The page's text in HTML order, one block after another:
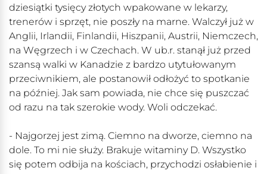
dziesiątki tysięcy złotych wpakowane w lekarzy,
trenerów i sprzęt, nie poszły na marne. Walczył już w
Anglii, Irlandii, Finlandii, Hiszpanii, Austrii, Niemczech,
na Węgrzech i w Czechach. W ub.r. stanął już przed
szansą walki w Kanadzie z bardzo utytułowanym
przeciwnikiem, ale postanowił odłożyć to spotkanie
na później. Jak sam powiada, nie chce się puszczać
od razu na tak szerokie wody. Woli odczekać.
- Najgorzej jest zimą. Ciemno na dworze, ciemno na
dole. To mi nie służy. Brakuje witaminy D. Wszystko
się potem odbija na kościach, przychodzi osłabienie i